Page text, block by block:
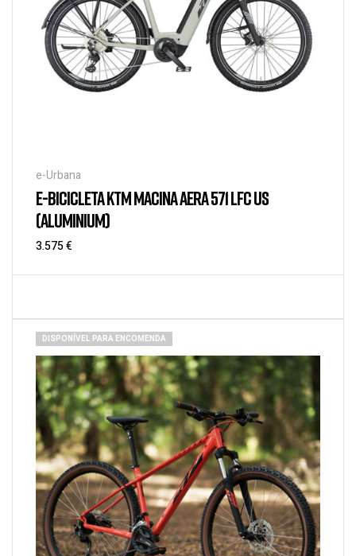
e-Urbana
E-BICICLETA KTM MACINA AERA 571 LFC US
(ALUMINIUM)
3.575€
DISPONÍVEL PARA ENCOMENDA